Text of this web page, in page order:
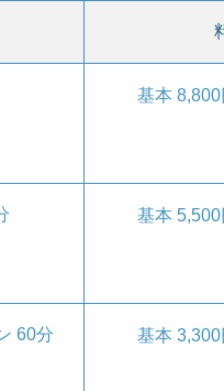
基本 8,800
基本 5,500
60分 基本 3,300